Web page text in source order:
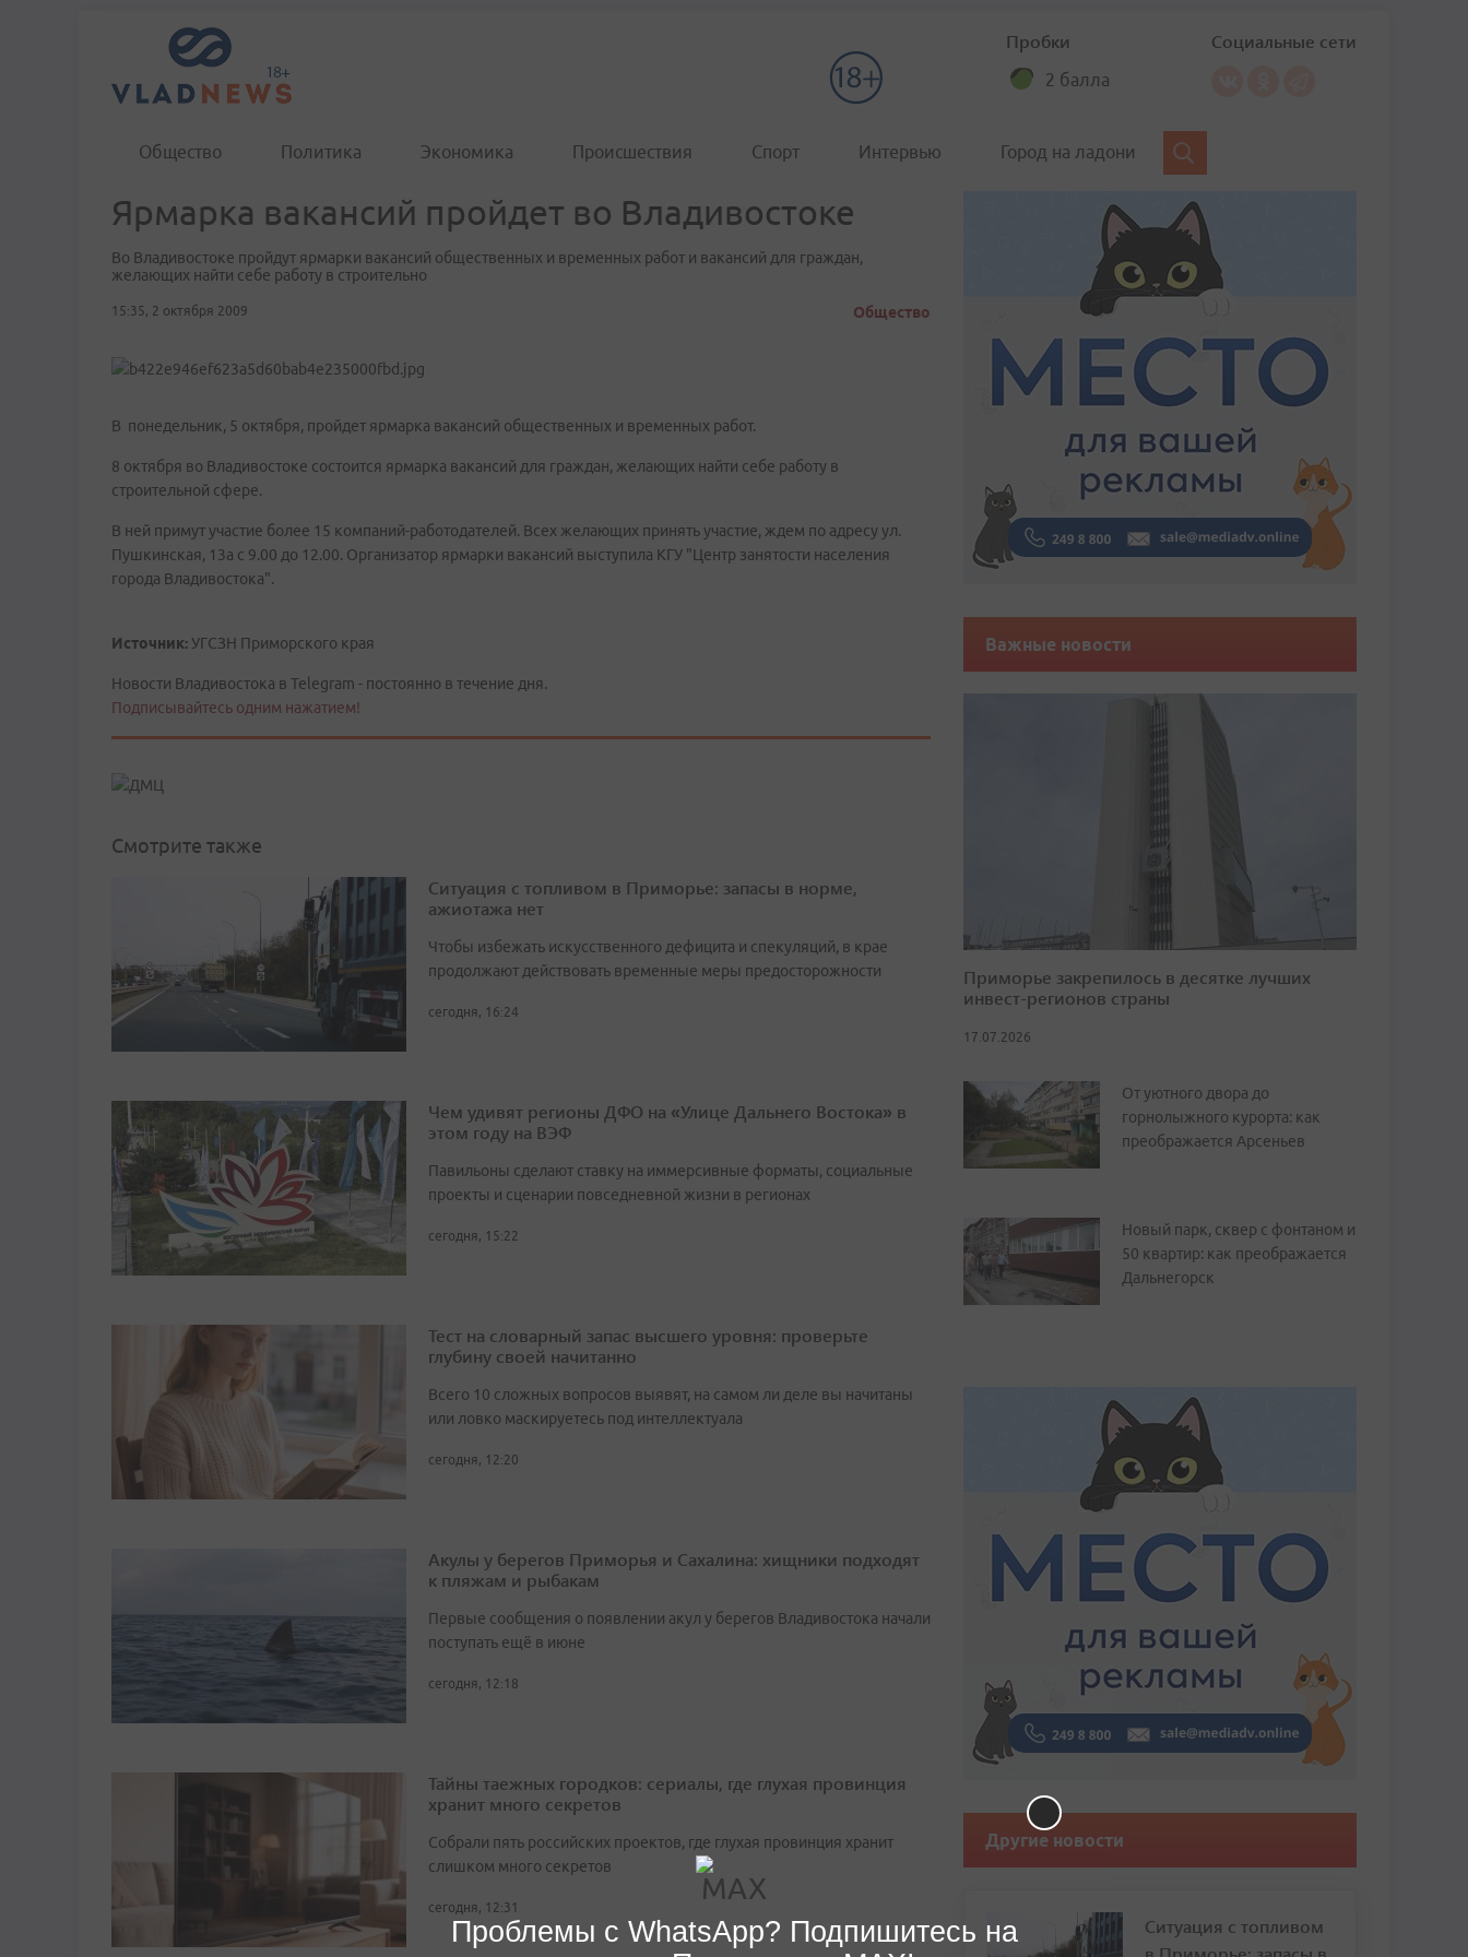
Пробки
2 балла
Социальные сети
Общество Политика Экономика Происшествия Спорт Интервью Город на ладони
Ярмарка вакансий пройдет во Владивостоке
Во Владивостоке пройдут ярмарки вакансий общественных и временных работ и вакансий для граждан,
желающих найти себе работу в строительно
15:35, 2 октября 2009 Общество
В понедельник, 5 октября, пройдет ярмарка вакансий общественных и временных работ.
8 октября во Владивостоке состоится ярмарка вакансий для граждан, желающих найти себе работу в
строительной сфере.
В ней примут участие более 15 компаний-работодателей. Всех желающих принять участие, ждем по адресу ул.
Пушкинская, 13а с 9.00 до 12.00. Организатор ярмарки вакансий выступила КГУ "Центр занятости населения
города Владивостока".
Источник: УГСЗН Приморского края
Новости Владивостока в Telegram - постоянно в течение дня.
Подписывайтесь одним нажатием!
Смотрите также
Ситуация с топливом в Приморье: запасы в норме,
ажиотажа нет
Чтобы избежать искусственного дефицита и спекуляций, в крае
продолжают действовать временные меры предосторожности
сегодня, 16:24
Чем удивят регионы ДФО на «Улице Дальнего Востока» в
этом году на ВЭФ
Павильоны сделают ставку на иммерсивные форматы, социальные
проекты и сценарии повседневной жизни в регионах
сегодня, 15:22
Тест на словарный запас высшего уровня: проверьте
глубину своей начитанно
Всего 10 сложных вопросов выявят, на самом ли деле вы начитаны
или ловко маскируетесь под интеллектуала
сегодня, 12:20
Акулы у берегов Приморья и Сахалина: хищники подходят
к пляжам и рыбакам
Первые сообщения о появлении акул у берегов Владивостока начали
поступать ещё в июне
сегодня, 12:18
Тайны таежных городков: сериалы, где глухая провинция
хранит много секретов
Собрали пять российских проектов, где глухая провинция хранит
слишком много секретов
сегодня, 12:31
Важные новости
Приморье закрепилось в десятке лучших
инвест-регионов страны
17.07.2026
От уютного двора до
горнолыжного курорта: как
преображается Арсеньев
Новый парк, сквер с фонтаном и
50 квартир: как преображается
Дальнегорск
Другие новости
Ситуация с топливом
Проблемы с WhatsApp? Подпишитесь на